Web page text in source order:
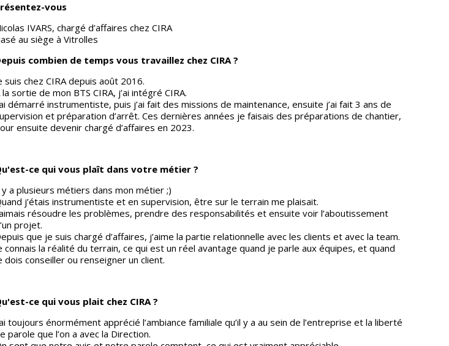
vous
IVARS, chargé d’affaires chez CIRA
au siège à Vitrolles
combien de temps vous travaillez chez CIRA ?
suis chez CIRA depuis août 2016.
la sortie de mon BTS CIRA, j’ai intégré CIRA.
démarré instrumentiste, puis j’ai fait des missions de maintenance, ensuite j’ai fait 3 ans de
et préparation d’arrêt. Ces dernières années je faisais des préparations de chantier,
ensuite devenir chargé d’affaires en 2023.
ce qui vous plaît dans votre métier ?
y a plusieurs métiers dans mon métier ;)
j’étais instrumentiste et en supervision, être sur le terrain me plaisait.
résoudre les problèmes, prendre des responsabilités et ensuite voir l’aboutissement
projet.
que je suis chargé d’affaires, j’aime la partie relationnelle avec les clients et avec la team.
connais la réalité du terrain, ce qui est un réel avantage quand je parle aux équipes, et quand
dois conseiller ou renseigner un client.
ce qui vous plait chez CIRA ?
toujours énormément apprécié l’ambiance familiale qu’il y a au sein de l’entreprise et la liberté
parole que l’on a avec la Direction.